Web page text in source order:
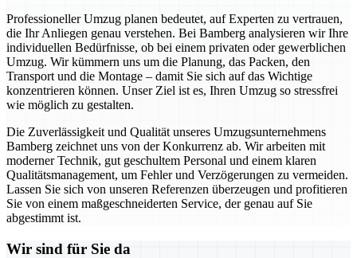
Professioneller Umzug planen bedeutet, auf Experten zu vertrauen,
die Ihr Anliegen genau verstehen. Bei Bamberg analysieren wir Ihre
individuellen Bedürfnisse, ob bei einem privaten oder gewerblichen
Umzug. Wir kümmern uns um die Planung, das Packen, den
Transport und die Montage – damit Sie sich auf das Wichtige
konzentrieren können. Unser Ziel ist es, Ihren Umzug so stressfrei
wie möglich zu gestalten.
Die Zuverlässigkeit und Qualität unseres Umzugsunternehmens
Bamberg zeichnet uns von der Konkurrenz ab. Wir arbeiten mit
moderner Technik, gut geschultem Personal und einem klaren
Qualitätsmanagement, um Fehler und Verzögerungen zu vermeiden.
Lassen Sie sich von unseren Referenzen überzeugen und profitieren
Sie von einem maßgeschneiderten Service, der genau auf Sie
abgestimmt ist.
Wir sind für Sie da